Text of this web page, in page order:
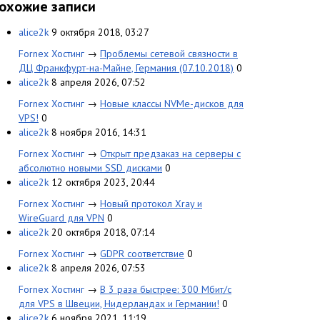
записи
alice2k 9 октября 2018, 03:27
Fornex Хостинг → Проблемы сетевой связности в
ДЦ Франкфурт-на-Майне, Германия (07.10.2018) 0
alice2k 8 апреля 2026, 07:52
Fornex Хостинг → Новые классы NVMe-дисков для
VPS! 0
alice2k 8 ноября 2016, 14:31
Fornex Хостинг → Открыт предзаказ на серверы с
абсолютно новыми SSD дисками 0
alice2k 12 октября 2023, 20:44
Fornex Хостинг → Новый протокол Xray и
WireGuard для VPN 0
alice2k 20 октября 2018, 07:14
Fornex Хостинг → GDPR соответствие 0
alice2k 8 апреля 2026, 07:53
Fornex Хостинг → В 3 раза быстрее: 300 Мбит/с
для VPS в Швеции, Нидерландах и Германии! 0